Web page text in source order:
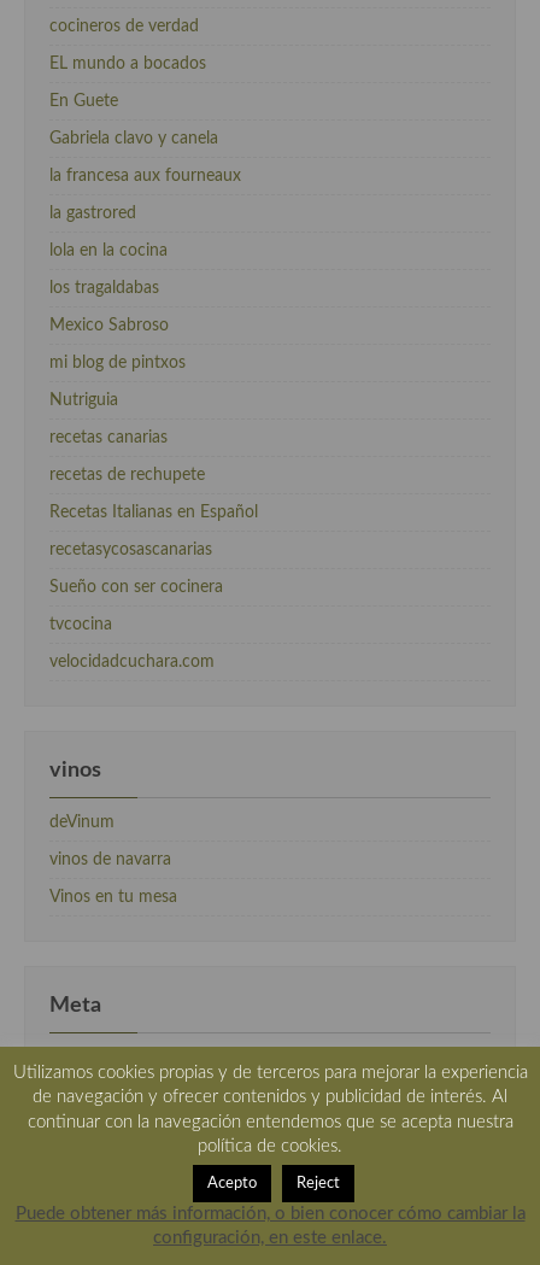
cocineros de verdad
EL mundo a bocados
En Guete
Gabriela clavo y canela
la francesa aux fourneaux
la gastrored
lola en la cocina
los tragaldabas
Mexico Sabroso
mi blog de pintxos
Nutriguia
recetas canarias
recetas de rechupete
Recetas Italianas en Español
recetasycosascanarias
Sueño con ser cocinera
tvcocina
velocidadcuchara.com
vinos
deVinum
vinos de navarra
Vinos en tu mesa
Meta
Feed de entradas
Feed de comentarios
Utilizamos cookies propias y de terceros para mejorar la experiencia
de navegación y ofrecer contenidos y publicidad de interés. Al
continuar con la navegación entendemos que se acepta nuestra
política de cookies.
Acepto Reject
Puede obtener más información, o bien conocer cómo cambiar la
configuración, en este enlace.